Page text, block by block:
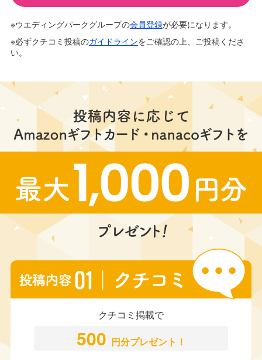
※ウエディングパークグループの会員登録が必要になります。
※必ずクチコミ投稿のガイドラインをご確認の上、ご投稿くださ
い。
クチコミ掲載で
500 円分プレゼント！